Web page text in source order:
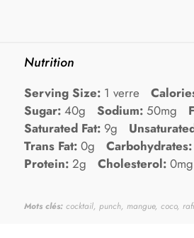
Nutrition
Serving Size: 1 verre
Sugar: 40g Sodium: 50mg
Saturated Fat: 9g
Trans Fat: 0g Carbohydrates:
Protein: 2g Cholesterol: 0mg
Mots clés: cocktail, punch, mangue, coco,